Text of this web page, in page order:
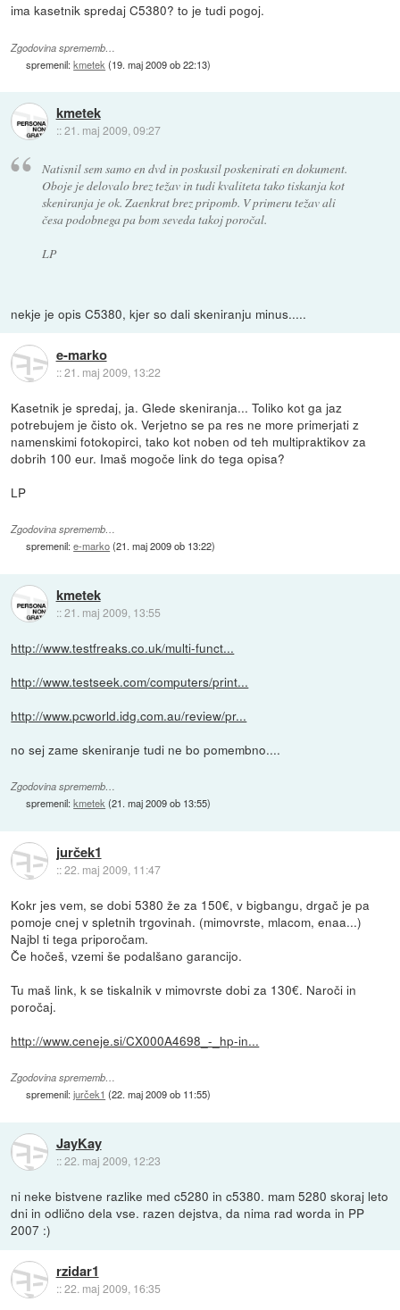
ima kasetnik spredaj C5380? to je tudi pogoj.
Zgodovina sprememb…
spremenil:kmetek (19. maj 2009 ob 22:13)
kmetek
::21. maj 2009, 09:27
Natisnil sem samo en dvd in poskusil poskenirati en dokument.
Oboje je delovalo brez težav in tudi kvaliteta tako tiskanja kot
skeniranja je ok. Zaenkrat brez pripomb. V primeru težav ali
česa podobnega pa bom seveda takoj poročal.
LP
nekje je opis C5380, kjer so dali skeniranju minus.....
e-marko
::21. maj 2009, 13:22
Kasetnik je spredaj, ja. Glede skeniranja... Toliko kot ga jaz
potrebujem je čisto ok. Verjetno se pa res ne more primerjati z
namenskimi fotokopirci, tako kot noben od teh multipraktikov za
dobrih 100 eur. Imaš mogoče link do tega opisa?
LP
Zgodovina sprememb…
spremenil:e-marko(21. maj 2009 ob 13:22)
kmetek
::21. maj 2009, 13:55
http://www.testfreaks.co.uk/multi-funct...
http://www.testseek.com/computers/print...
http://www.pcworld.idg.com.au/review/pr...
no sej zame skeniranje tudi ne bo pomembno....
Zgodovina sprememb…
spremenil:kmetek(21. maj 2009 ob 13:55)
jurček1
::22. maj 2009, 11:47
Kokr jes vem, se dobi 5380 že za 150€, v bigbangu, drgač je pa
pomoje cnej v spletnih trgovinah. (mimovrste, mlacom, enaa...)
Najbl ti tega priporočam.
Če hočeš, vzemi še podalšano garancijo.
Tu maš link, k se tiskalnik v mimovrste dobi za 130€. Naroči in
poročaj.
http://www.ceneje.si/CX000A4698_-_hp-in...
Zgodovina sprememb…
spremenil:jurček1 (22. maj 2009 ob 11:55)
JayKay
::22. maj 2009, 12:23
ni neke bistvene razlike med c5280 in c5380. mam 5280 skoraj leto
dni in odlično dela vse. razen dejstva, da nima rad worda in PP
2007 :)
rzidar1
::22. maj 2009, 16:35